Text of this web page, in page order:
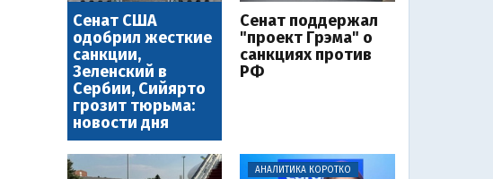
Сенат США
одобрил жесткие
санкции,
Зеленский в
Сербии, Сийярто
грозит тюрьма:
новости дня
Сенат поддержал
"проект Грэма" о
санкциях против
РФ
АНАЛИТИКА КОРОТКО